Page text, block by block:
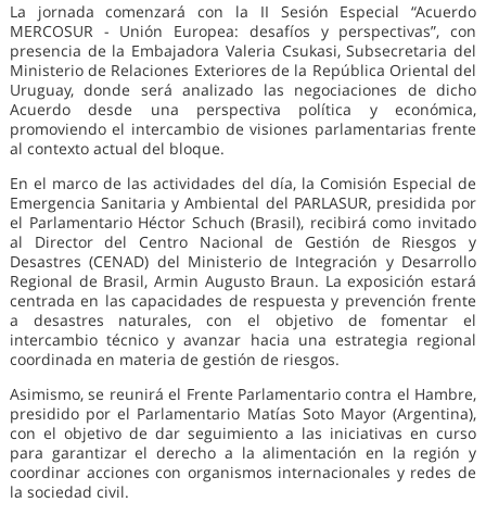
La jornada comenzará con la II Sesión Especial “Acuerdo
MERCOSUR - Unión Europea: desafíos y perspectivas”, con
presencia de la Embajadora Valeria Csukasi, Subsecretaria del
Ministerio de Relaciones Exteriores de la República Oriental del
Uruguay, donde será analizado las negociaciones de dicho
Acuerdo desde una perspectiva política y económica,
promoviendo el intercambio de visiones parlamentarias frente
al contexto actual del bloque.
En el marco de las actividades del día, la Comisión Especial de
Emergencia Sanitaria y Ambiental del PARLASUR, presidida por
el Parlamentario Héctor Schuch (Brasil), recibirá como invitado
al Director del Centro Nacional de Gestión de Riesgos y
Desastres (CENAD) del Ministerio de Integración y Desarrollo
Regional de Brasil, Armin Augusto Braun. La exposición estará
centrada en las capacidades de respuesta y prevención frente
a desastres naturales, con el objetivo de fomentar el
intercambio técnico y avanzar hacia una estrategia regional
coordinada en materia de gestión de riesgos.
Asimismo, se reunirá el Frente Parlamentario contra el Hambre,
presidido por el Parlamentario Matías Soto Mayor (Argentina),
con el objetivo de dar seguimiento a las iniciativas en curso
para garantizar el derecho a la alimentación en la región y
coordinar acciones con organismos internacionales y redes de
la sociedad civil.